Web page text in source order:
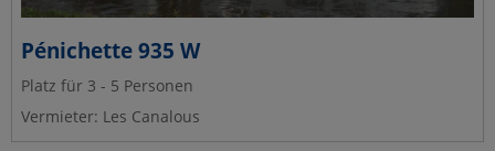
Pénichette 935 W
Platz für 3 - 5 Personen
Vermieter: Les Canalous